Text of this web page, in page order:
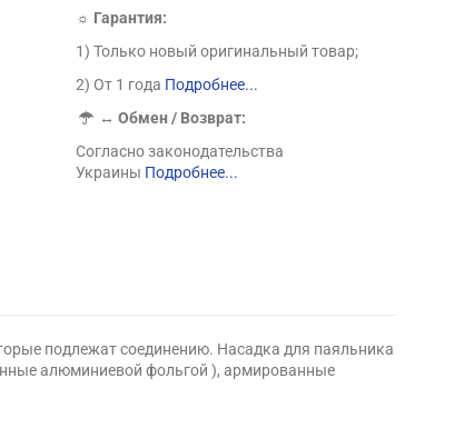
☼ Гарантия:
1) Только новый оригинальный товар;
2) От 1 года Подробнее...
↔Обмен / Возврат:
Согласно законодательства
Украины Подробнее...
подлежат соединению. Насадка для паяльника
алюминиевой фольгой ), армированные